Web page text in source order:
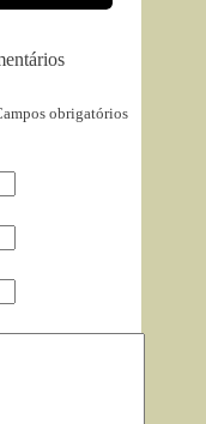
obrigatórios